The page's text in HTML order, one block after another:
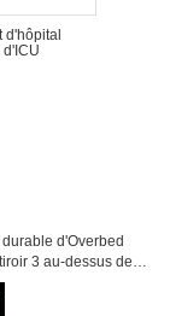
d'hôpital
d'Overbed
3 au-dessus de
lit 475x470x755mm